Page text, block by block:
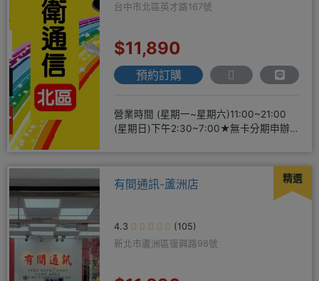
台中市北區英才路167號
$11,890
預約訂購
營業時間 (星期一~星期六)11:00~21:00
(星期日)下午2:30~7:00★無卡分期申辦
精選
有間通訊-蘆洲店
4.3
(105)
新北市蘆洲區復興路98號